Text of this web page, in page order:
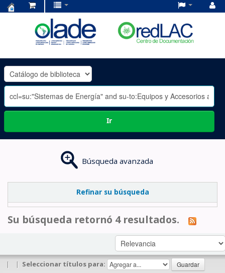
OLADE
-
Ir
Búsqueda avanzada
Refinar su búsqueda
Su búsqueda retornó 4 resultados.
| | Seleccionar títulos para: